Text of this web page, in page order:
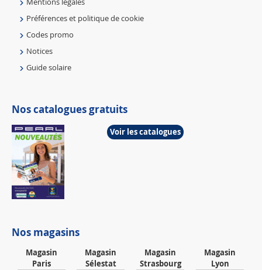
Préférences et politique de cookie
Codes promo
Notices
Guide solaire
Nos catalogues gratuits
Voir les catalogues
Nos magasins
Magasin
Paris
Magasin
Sélestat
Magasin
Strasbourg
Magasin
Lyon